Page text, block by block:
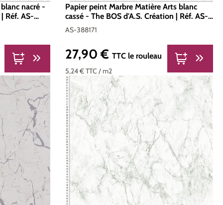
nacré -
Réf. AS-
Papier peint Marbre Matière Arts blanc
cassé - The BOS d'A.S. Création | Réf. AS-
388171
AS-388171
5,24 €TTC / m2
Prix régulier :
27,90 € TTC le rouleau